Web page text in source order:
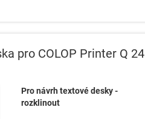
pro COLOP Printer Q 24
Pro návrh textové desky -
rozklinout